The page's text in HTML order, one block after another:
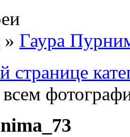
» Гаура
странице